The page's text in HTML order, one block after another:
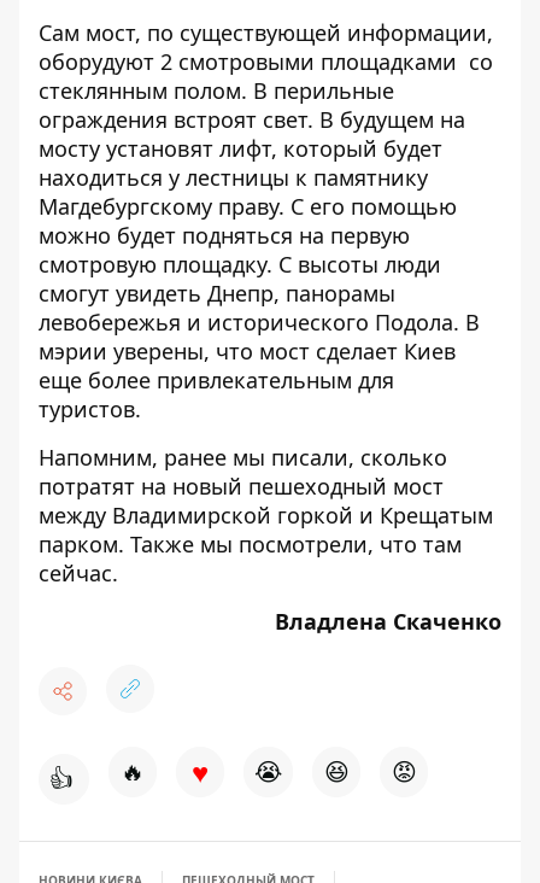
Сам мост, по существующей информации,
оборудуют 2 смотровыми площадками со
стеклянным полом. В перильные
ограждения встроят свет. В будущем на
мосту установят лифт, который будет
находиться у лестницы к памятнику
Магдебургскому праву. С его помощью
можно будет подняться на первую
смотровую площадку. С высоты люди
смогут увидеть Днепр, панорамы
левобережья и исторического Подола. В
мэрии уверены, что мост сделает Киев
еще более привлекательным для
туристов.
Напомним, ранее мы писали, сколько
потратят на новый пешеходный мост
между Владимирской горкой и Крещатым
парком. Также мы посмотрели, что там
сейчас.
Владлена Скаченко
👍 🔥 ♥ 😭 😆 😡